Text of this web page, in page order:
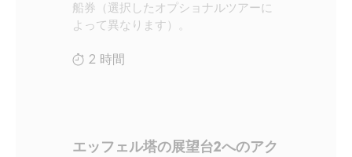
船券（選択したオプショナルツアーに
よって異なります）。
2 時間
エッフェル塔の展望台2へのアク